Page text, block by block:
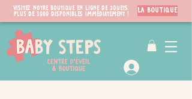
Visitez notre boutique en ligne de jouets.
PLUS de 3000 disponibles immédiatement !
LA BOUTIQUE